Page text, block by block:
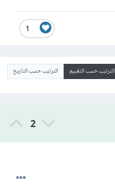
1
الترتيب حسب التقييم الترتيب حسب التاريخ
2